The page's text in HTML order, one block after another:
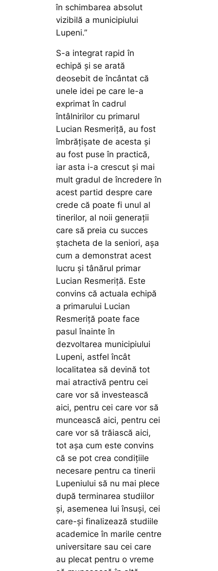
în schimbarea absolut
vizibilă a municipiului
Lupeni.”
S-a integrat rapid în
echipă și se arată
deosebit de încântat că
unele idei pe care le-a
exprimat în cadrul
întâlnirilor cu primarul
Lucian Resmeriță, au fost
îmbrățișate de acesta și
au fost puse în practică,
iar asta i-a crescut și mai
mult gradul de încredere în
acest partid despre care
crede că poate fi unul al
tinerilor, al noii generații
care să preia cu succes
ștacheta de la seniori, așa
cum a demonstrat acest
lucru și tânărul primar
Lucian Resmeriță. Este
convins că actuala echipă
a primarului Lucian
Resmeriță poate face
pasul înainte în
dezvoltarea municipiului
Lupeni, astfel încât
localitatea să devină tot
mai atractivă pentru cei
care vor să investească
aici, pentru cei care vor să
muncească aici, pentru cei
care vor să trăiască aici,
tot așa cum este convins
că se pot crea condițiile
necesare pentru ca tinerii
Lupeniului să nu mai plece
după terminarea studiilor
și, asemenea lui însuși, cei
care-și finalizează studiile
academice în marile centre
universitare sau cei care
au plecat pentru o vreme